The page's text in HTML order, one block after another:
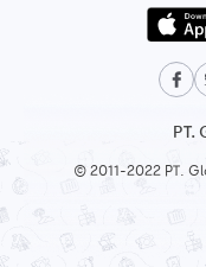
PT.
© 2011-2022 PT.